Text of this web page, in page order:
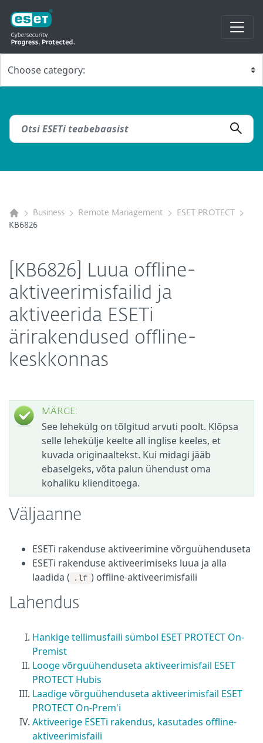
Business Remote Management
ESET PROTECT
KB6826
[KB6826] Luua offline-
aktiveerimisfailid ja
aktiveerida ESETi
ärirakendused offline-
keskkonnas
MÄRGE:
See lehekülg on tõlgitud arvuti poolt. Klõpsa
selle lehekülje keelte all inglise keeles, et
kuvada originaaltekst. Kui midagi jääb
ebaselgeks, võta palun ühendust oma
kohaliku klienditoega.
Väljaanne
ESETi rakenduse aktiveerimine võrguühenduseta
ESETi rakenduse aktiveerimiseks luua ja alla
laadida (
.lf ) offline-aktiveerimisfaili
Lahendus
Hankige tellimusfaili sümbol ESET PROTECT On-
Premist
Looge võrguühenduseta aktiveerimisfail ESET
PROTECT Hubis
Laadige võrguühenduseta aktiveerimisfail ESET
PROTECT On-Prem'i
Aktiveerige ESETi rakendus, kasutades offline-
aktiveerimisfaili